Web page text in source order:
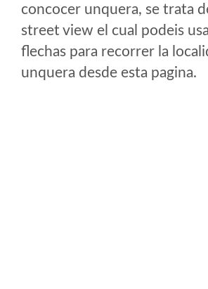
concocer unquera, se trata
street view el cual podeis
flechas para recorrer la
unquera desde esta pagina.